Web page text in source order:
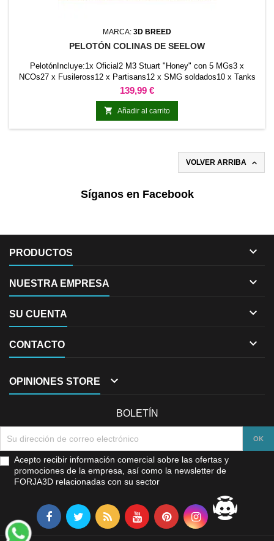
MARCA: 3D BREED
PELOTÓN COLINAS DE SEELOW
PelotónIncluye:1x Oficial2 M3 Stuart "Honey" con 5 MGs3 x
NCOs27 x Fusileross12 x Partisans12 x SMG soldados10 x Tanks
jinetes2 x Automatic M1939 (61-K) de 37mm6 x Sirvientes for
artillery guns1 x Zis- 5 camión2 x Equipo de mortero medio1 x
Round templates (1", 2", 3", 4" and dual 1")35% discount on this
pack compared to buying everything separately and...
Precio
139,99 €
 Añadir al carrito
VOLVER ARRIBA 
Síganos en Facebook
PRODUCTOS 
NUESTRA EMPRESA 
SU CUENTA 
CONTACTO 
OPINIONES STORE 
BOLETÍN
Acepto recibir información comercial sobre las ofertas y
promociones de la empresa, así como la newsletter de
FORJA3D relacionadas con su sector